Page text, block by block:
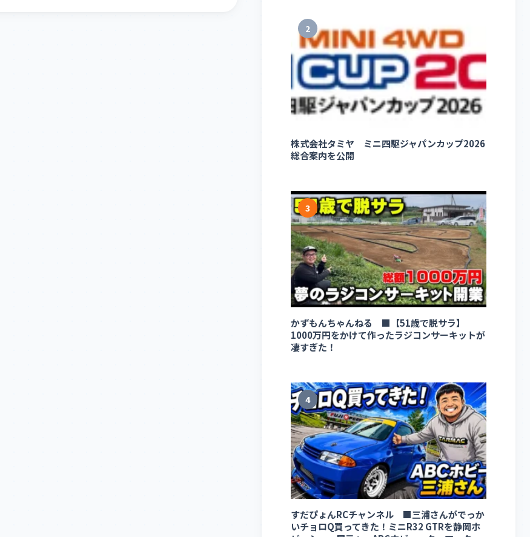
2
株式会社タミヤ ミニ四駆ジャパンカップ2026
総合案内を公開
3
かずもんちゃんねる ■【51歳で脱サラ】
1000万円をかけて作ったラジコンサーキットが
凄すぎた！
4
すだぴょんRCチャンネル ■三浦さんがでっか
いチョロQ買ってきた！ミニR32 GTRを静岡ホ